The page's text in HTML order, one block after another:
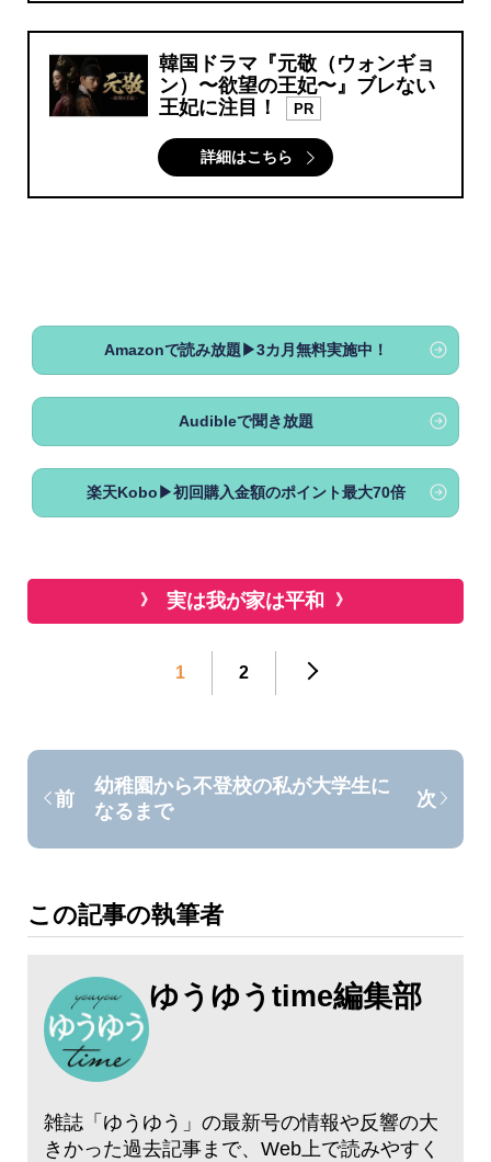
韓国ドラマ『元敬（ウォンギョ
ン）〜欲望の王妃〜』ブレない
王妃に注目！
PR
詳細はこちら
Amazonで読み放題▶3カ月無料実施中！
Audibleで聞き放題
楽天Kobo▶初回購入金額のポイント最大70倍
実は我が家は平和
1 2
前
幼稚園から不登校の私が大学生に
なるまで
次
この記事の執筆者
ゆうゆうtime編集部
雑誌「ゆうゆう」の最新号の情報や反響の大
きかった過去記事まで、Web上で読みやすく